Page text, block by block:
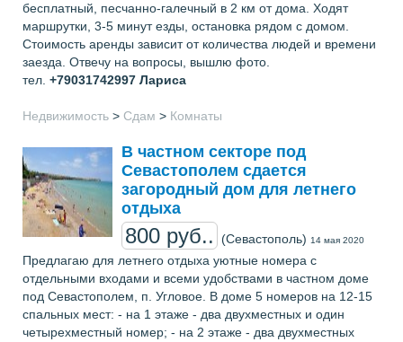
бесплатный, песчанно-галечный в 2 км от дома. Ходят
маршрутки, 3-5 минут езды, остановка рядом с домом.
Стоимость аренды зависит от количества людей и времени
заезда. Отвечу на вопросы, вышлю фото.
тел. +79031742997 Лариса
Недвижимость > Сдам > Комнаты
В частном секторе под
Севастополем сдается
загородный дом для летнего
отдыха
800 руб.. (Севастополь) 14 мая 2020
Предлагаю для летнего отдыха уютные номера с
отдельными входами и всеми удобствами в частном доме
под Севастополем, п. Угловое. В доме 5 номеров на 12-15
спальных мест: - на 1 этаже - два двухместных и один
четырехместный номер; - на 2 этаже - два двухместных